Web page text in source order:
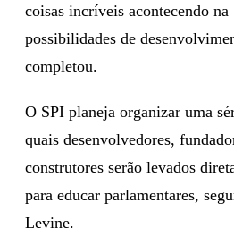
coisas incríveis acontecendo na
possibilidades de
completou.
O SPI planeja organizar uma
quais desenvolvedores,
construtores serão levados
para educar parlamentares,
Levine.